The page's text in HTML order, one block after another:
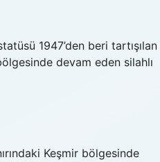
1947’den beri tartışılan
devam eden silahlı